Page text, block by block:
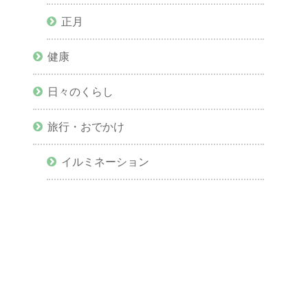
正月
健康
日々のくらし
旅行・おでかけ
イルミネーション